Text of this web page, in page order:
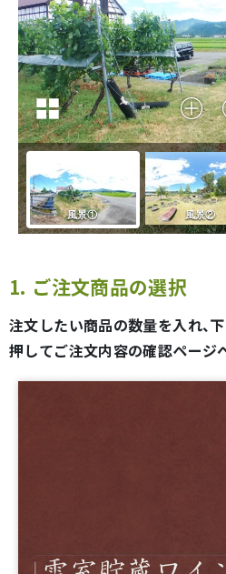
1. ご注文商品の選択
注文したい商品の数量を入れ、
押してご注文内容の確認ページ